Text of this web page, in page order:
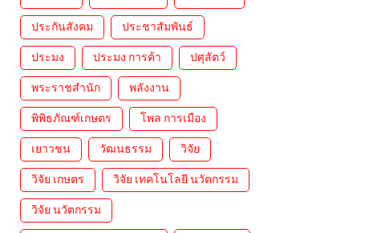
ประกันสังคม ประชาสัมพันธ์
ประมง ประมง การค้า ปศุสัตว์
พระราชสำนัก พลังงาน
พิพิธภัณฑ์เกษตร โพล การเมือง
เยาวชน วัฒนธรรม วิจัย
วิจัย เกษตร วิจัย เทคโนโลยี นวัตกรรม
วิจัย นวัตกรรม